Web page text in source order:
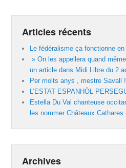
Articles récents
Le fédéralisme ça fonctionne
» On les appellera quand
un article dans Midi Libre du 2
Per molts anys , mestre Savall
L’ESTAT ESPANHÒL
Estella Du Val chanteuse
les nommer Châteaux Cathares
Archives